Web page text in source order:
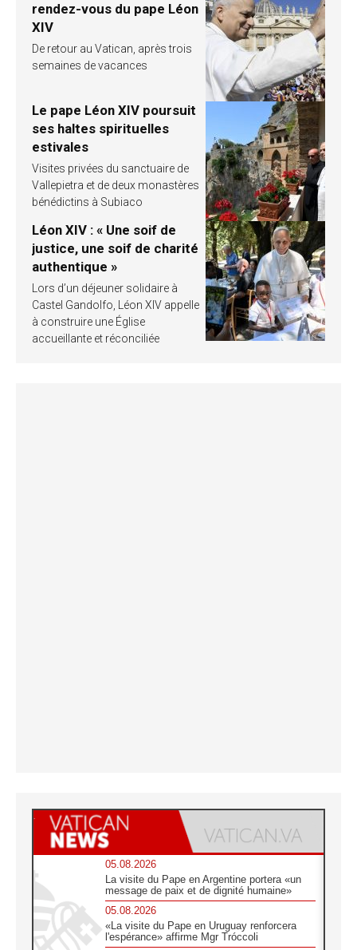
rendez-vous du pape Léon
XIV
De retour au Vatican, après trois
semaines de vacances
Le pape Léon XIV poursuit
ses haltes spirituelles
estivales
Visites privées du sanctuaire de
Vallepietra et de deux monastères
bénédictins à Subiaco
Léon XIV : « Une soif de
justice, une soif de charité
authentique »
Lors d’un déjeuner solidaire à
Castel Gandolfo, Léon XIV appelle
à construire une Église
accueillante et réconciliée
05.08.2026
La visite du Pape en Argentine portera «un
message de paix et de dignité humaine»
05.08.2026
«La visite du Pape en Uruguay renforcera
l'espérance» affirme Mgr Tróccoli